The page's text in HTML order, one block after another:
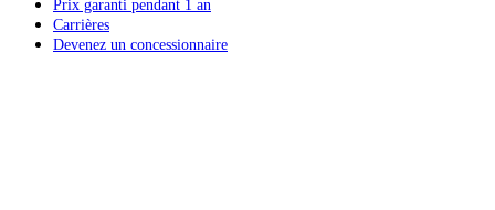
Prix garanti pendant 1 an
Carrières
Devenez un concessionnaire